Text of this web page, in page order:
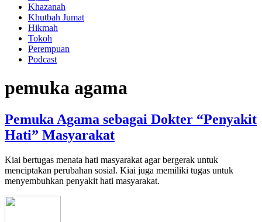
Khazanah
Khutbah Jumat
Hikmah
Tokoh
Perempuan
Podcast
pemuka agama
Pemuka Agama sebagai Dokter “Penyakit
Hati” Masyarakat
Kiai bertugas menata hati masyarakat agar bergerak untuk
menciptakan perubahan sosial. Kiai juga memiliki tugas untuk
menyembuhkan penyakit hati masyarakat.